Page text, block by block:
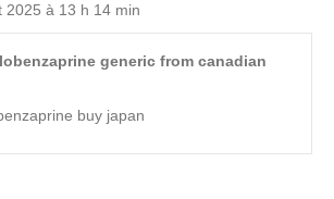
2025 à 13 h 14 min
generic from canadian
buy japan